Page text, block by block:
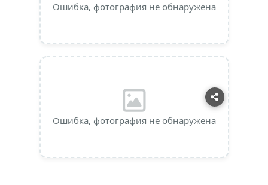
Ошибка, фотография не обнаружена
Ошибка, фотография не обнаружена